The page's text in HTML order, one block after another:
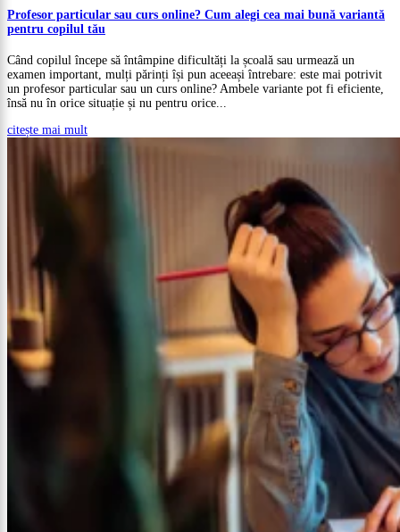
Profesor particular sau curs online? Cum alegi cea mai bună variantă
pentru copilul tău
Când copilul începe să întâmpine dificultăți la școală sau urmează un
examen important, mulți părinți își pun aceeași întrebare: este mai potrivit
un profesor particular sau un curs online? Ambele variante pot fi eficiente,
însă nu în orice situație și nu pentru orice...
citește mai mult